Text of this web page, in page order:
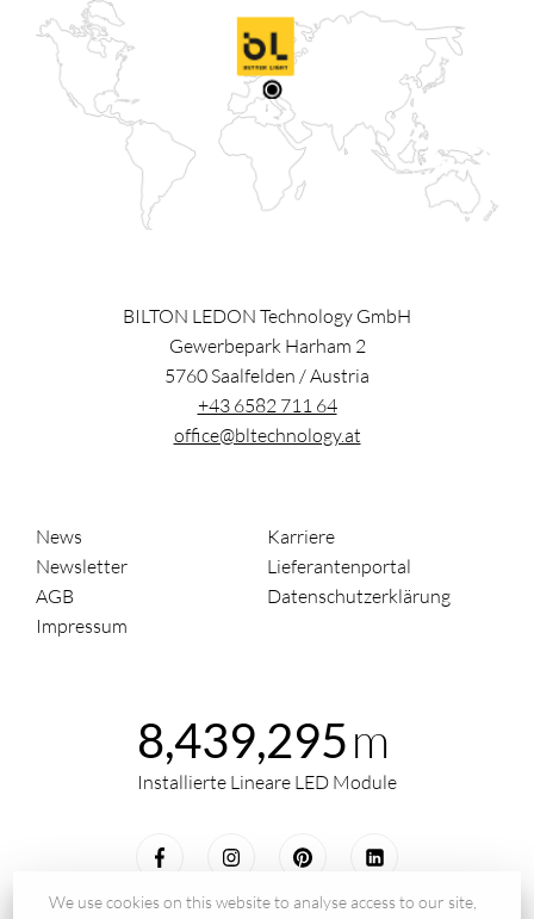
BILTON LEDON Technology GmbH
Gewerbepark Harham 2
5760Saalfelden /Austria
+43 6582 711 64
office@bltechnology.at
News
Karriere
Newsletter
Lieferantenportal
AGB
Datenschutzerklärung
Impressum
8,439,295m
Installierte Lineare LED Module
We use cookies on this website to analyse access to our site,